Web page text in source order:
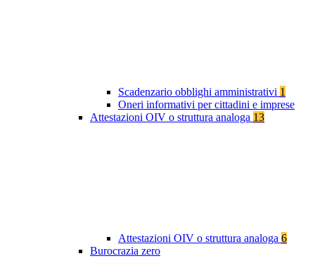
Scadenzario obblighi amministrativi 1
Oneri informativi per cittadini e imprese
Attestazioni OIV o struttura analoga 13
Attestazioni OIV o struttura analoga 6
Burocrazia zero